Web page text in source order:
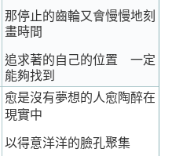
那停止的齒輪又會慢慢地刻
畫時間
追求著的自己的位置 一定
能夠找到
愈是沒有夢想的人愈陶醉在
現實中
以得意洋洋的臉孔聚集